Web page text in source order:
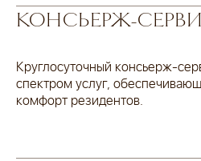
КОНСЬЕРЖ-
Круглосуточный консьерж-
спектром услуг,
комфорт резидентов.